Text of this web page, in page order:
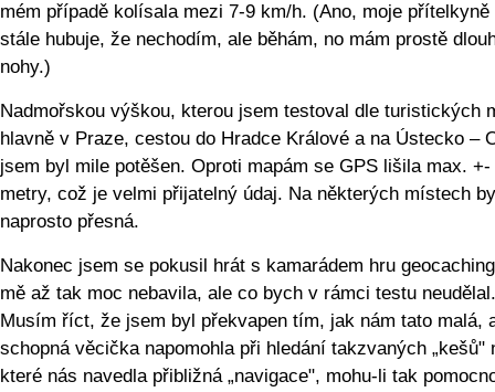
mém případě kolísala mezi 7-9 km/h. (Ano, moje přítelkyně
stále hubuje, že nechodím, ale běhám, no mám prostě
nohy.)
Nadmořskou výškou, kterou jsem testoval dle turistických
hlavně v Praze, cestou do Hradce Králové a na Ústecko –
jsem byl mile potěšen. Oproti mapám se GPS lišila max. +-
metry, což je velmi přijatelný údaj. Na některých místech
naprosto přesná.
Nakonec jsem se pokusil hrát s kamarádem hru
mě až tak moc nebavila, ale co bych v rámci testu
Musím říct, že jsem byl překvapen tím, jak nám tato malá,
schopná věcička napomohla při hledání takzvaných „kešů"
které nás navedla přibližná „navigace", mohu-li tak